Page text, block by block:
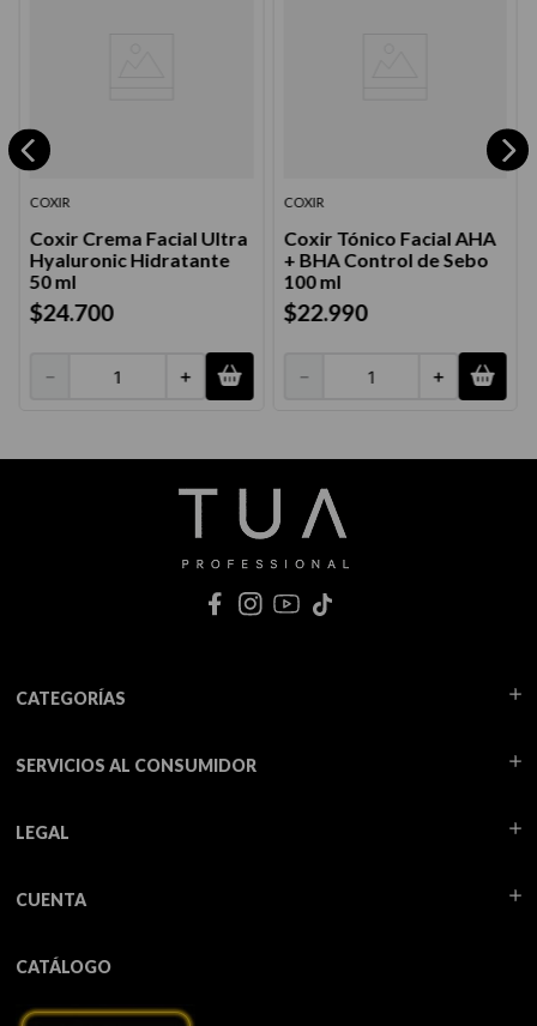
COXIR
Coxir Crema Facial Ultra
Hyaluronic Hidratante
50 ml
$24.700
＋
－
COXIR
Coxir Tónico Facial AHA
+ BHA Control de Sebo
100 ml
$22.990
＋
－
CATEGORÍAS
SERVICIOS AL CONSUMIDOR
LEGAL
CUENTA
CATÁLOGO